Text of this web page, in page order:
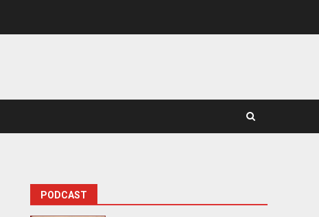
PODCAST